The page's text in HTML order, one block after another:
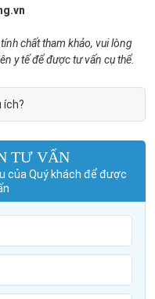
chất tham khảo, vui lòng
y tế để được tư vấn cụ thể.
ích?
TƯ VẤN
của Quý khách để được